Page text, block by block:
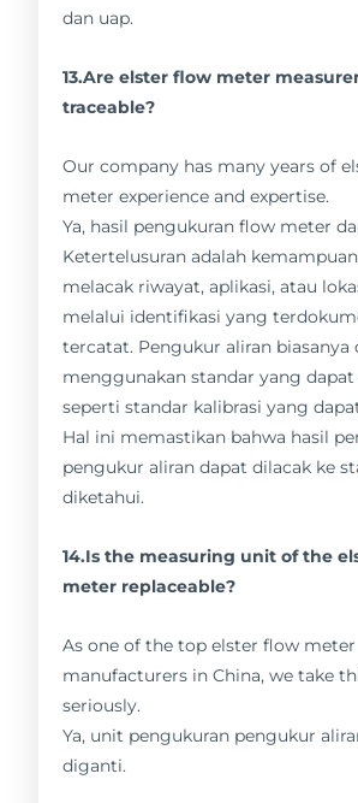
dan uap.
13.Are elster flow meter
traceable?
Our company has many years of
meter experience and expertise.
Ya, hasil pengukuran flow meter
Ketertelusuran adalah
melacak riwayat, aplikasi, atau
melalui identifikasi yang
tercatat. Pengukur aliran biasanya
menggunakan standar yang dapat
seperti standar kalibrasi yang
Hal ini memastikan bahwa hasil
pengukur aliran dapat dilacak ke
diketahui.
14.Is the measuring unit of the
meter replaceable?
As one of the top elster flow meter
manufacturers in China, we take
seriously.
Ya, unit pengukuran pengukur
diganti.